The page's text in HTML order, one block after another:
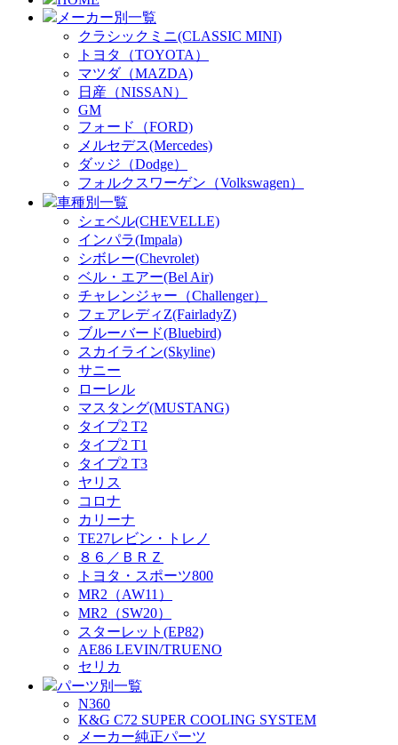
メーカー別一覧
クラシックミニ(CLASSIC MINI)
トヨタ（TOYOTA）
マツダ（MAZDA)
日産（NISSAN）
GM
フォード（FORD)
メルセデス(Mercedes)
ダッジ（Dodge）
フォルクスワーゲン（Volkswagen）
車種別一覧
シェベル(CHEVELLE)
インパラ(Impala)
シボレー(Chevrolet)
ベル・エアー(Bel Air)
チャレンジャー（Challenger）
フェアレディZ(FairladyZ)
ブルーバード(Bluebird)
スカイライン(Skyline)
サニー
ローレル
マスタング(MUSTANG)
タイプ2 T2
タイプ2 T1
タイプ2 T3
ヤリス
コロナ
カリーナ
TE27レビン・トレノ
８６／ＢＲＺ
トヨタ・スポーツ800
MR2（AW11）
MR2（SW20）
スターレット(EP82)
AE86 LEVIN/TRUENO
セリカ
パーツ別一覧
N360
K&G C72 SUPER COOLING SYSTEM
メーカー純正パーツ